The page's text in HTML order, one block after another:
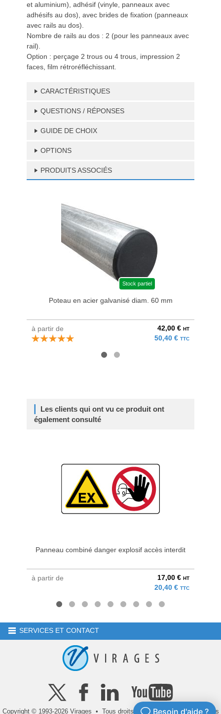
et aluminium), adhésif (vinyle, panneaux avec
adhésifs au dos), avec brides de fixation (panneaux
avec rails au dos).
Nombre de rails au dos : 2 (pour les panneaux avec
rail).
Option : perçage 2 trous ou 4 trous, impression 2
faces, film rétroréfléchissant.
CARACTÉRISTIQUES
QUESTIONS / RÉPONSES
GUIDE DE CHOIX
OPTIONS
PRODUITS ASSOCIÉS
Stock partiel
Poteau en acier galvanisé diam. 60 mm
à partir de 42,00 € HT
50,40 € TTC
Les clients qui ont vu ce produit ont
également consulté
Panneau combiné danger explosif accès interdit
à partir de 17,00 € HT
20,40 € TTC
SERVICES ET CONTACT
Copyright © 1993-2026 Virages • Tous droits réservés •Mentions légales